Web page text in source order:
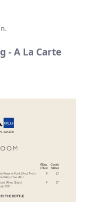
- A La Carte